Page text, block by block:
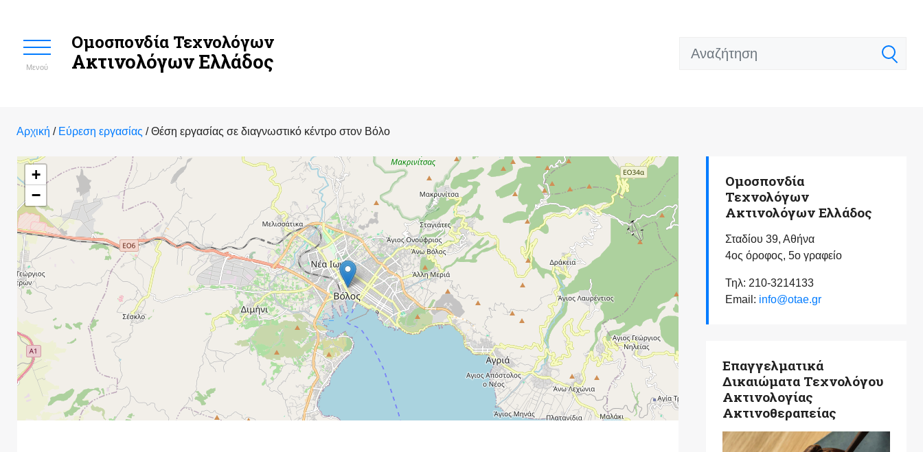
Μενού
Ομοσπονδία Τεχνολόγων
Ακτινολόγων Ελλάδος
Αρχική / Εύρεση εργασίας /Θέση εργασίας σε διαγνωστικό κέντρο στον Βόλο
+
−
Ομοσπονδία
Τεχνολόγων
Ακτινολόγων Ελλάδος
Σταδίου 39, Αθήνα
4ος όροφος, 5ο γραφείο
Τηλ: 210-3214133
Email: info@otae.gr
Επαγγελματικά
Δικαιώματα Τεχνολόγου
Ακτινολογίας
Ακτινοθεραπείας